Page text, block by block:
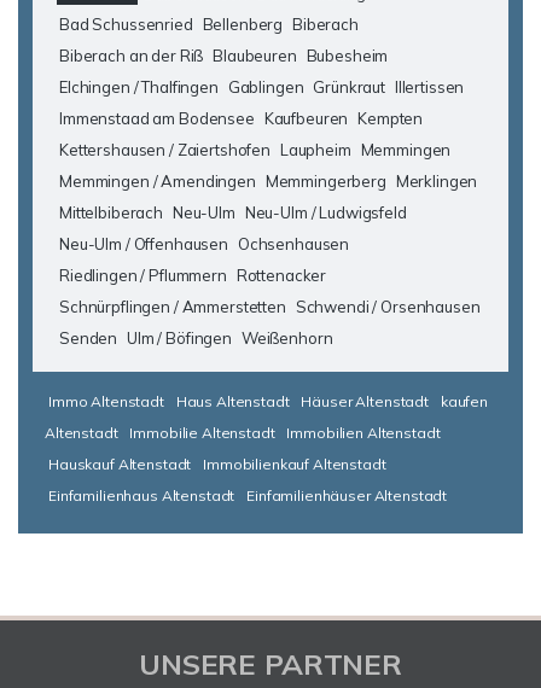
Bad Schussenried Bellenberg Biberach
Biberach an der Riß Blaubeuren Bubesheim
Elchingen / Thalfingen
Gablingen Grünkraut Illertissen
Immenstaad am Bodensee Kaufbeuren Kempten
Kettershausen / Zaiertshofen Laupheim Memmingen
Memmingen / Amendingen Memmingerberg Merklingen
Mittelbiberach Neu-Ulm Neu-Ulm / Ludwigsfeld
Neu-Ulm / Offenhausen
Ochsenhausen
Riedlingen / Pflummern Rottenacker
Schnürpflingen / Ammerstetten
Schwendi / Orsenhausen
Senden Ulm / Böfingen Weißenhorn
Immo Altenstadt Haus Altenstadt Häuser Altenstadt
kaufen
Altenstadt
Immobilie Altenstadt
Immobilien Altenstadt
Hauskauf Altenstadt
Immobilienkauf Altenstadt
Einfamilienhaus Altenstadt
Einfamilienhäuser Altenstadt
UNSERE PARTNER